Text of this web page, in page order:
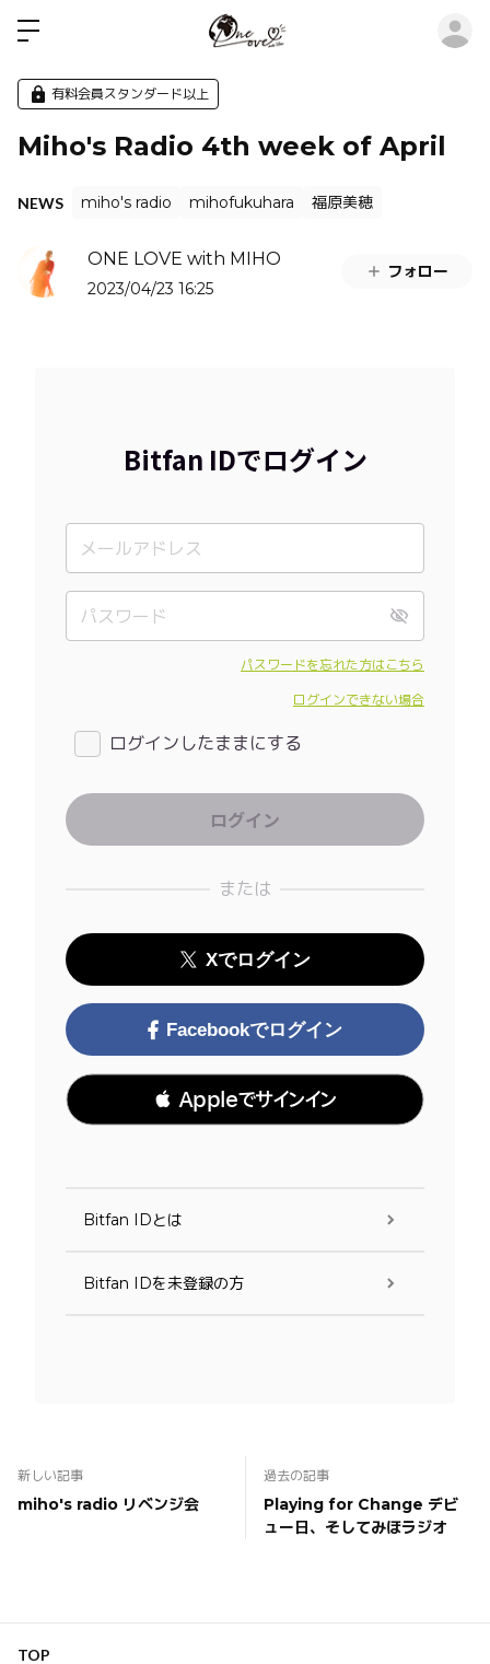
有料会員スタンダード以上
Miho's Radio 4th week of April
NEWS miho's radio mihofukuhara 福原美穂
ONE LOVE with MIHO
2023/04/23 16:25
フォロー
Bitfan IDでログイン
パスワードを忘れた方はこちら
ログインできない場合
ログインしたままにする
または
Xでログイン
Facebookでログイン
 Appleでサインイン
Bitfan IDとは
Bitfan IDを未登録の方
新しい記事
miho's radio リベンジ会
過去の記事
Playing for Change デビ
ュー日、そしてみほラジオ
TOP